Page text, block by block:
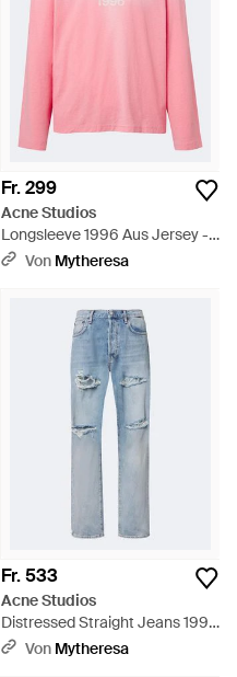
Fr. 299
Acne Studios
Longsleeve 1996 Aus Jersey -
PinkVon Mytheresa
Fr. 533
Acne Studios
Distressed Straight Jeans 1996
- Blau
Von Mytheresa